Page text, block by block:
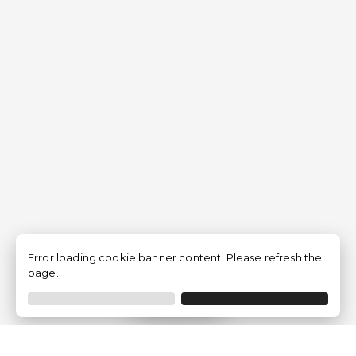
Filtrar
Error loading cookie banner content. Please refresh the
page.